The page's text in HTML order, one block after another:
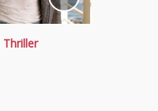
Thriller